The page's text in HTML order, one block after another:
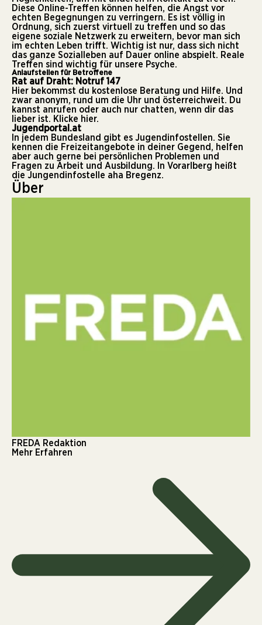
Diese Online-Treffen können helfen, die Angst vor
echten Begegnungen zu verringern. Es ist völlig in
Ordnung, sich zuerst virtuell zu treffen und so das
eigene soziale Netzwerk zu erweitern, bevor man sich
im echten Leben trifft. Wichtig ist nur, dass sich nicht
das ganze Sozialleben auf Dauer online abspielt. Reale
Treffen sind wichtig für unsere Psyche.
Anlaufstellen für Betroffene
Rat auf Draht: Notruf 147
Hier bekommst du kostenlose Beratung und Hilfe. Und
zwar anonym, rund um die Uhr und österreichweit. Du
kannst anrufen oder auch nur chatten, wenn dir das
lieber ist. Klicke hier.
Jugendportal.at
In jedem Bundesland gibt es Jugendinfostellen. Sie
kennen die Freizeitangebote in deiner Gegend, helfen
aber auch gerne bei persönlichen Problemen und
Fragen zu Arbeit und Ausbildung. In Vorarlberg heißt
die Jungendinfostelle aha Bregenz.
Über
FREDA Redaktion
Mehr Erfahren